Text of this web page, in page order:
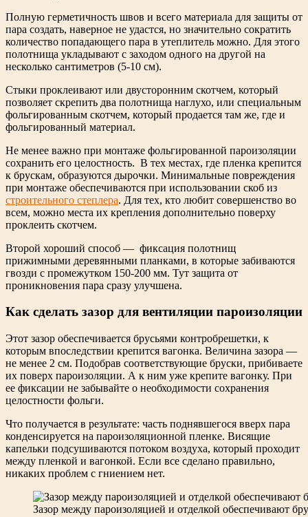
Полную герметичность швов и всего материала для защиты от
пара создать, наверное не удастся, но значительно сократить
количество попадающего пара в утеплитель можно. Для этого
полотнища укладывают с заходом одного на другой на
несколько сантиметров (5-10 см).
Стыки проклеивают или двусторонним скотчем, который
позволяет скрепить два полотнища наглухо, или специальным
фольгированным скотчем, который продается там же, где и
фольгированный материал.
Не менее важно при монтаже фольгированной пароизоляции
сохранить его целостность. В тех местах, где пленка крепится
к брускам, образуются дырочки. Минимальные повреждения
при монтаже обеспечиваются при использовании скоб из
строительного степлера. Для тех, кто любит совершенство во
всем, можно места их крепления дополнительно поверху
проклеить скотчем.
Второй хороший способ — фиксация полотнищ
прижимными деревянными планками, в которые забиваются
гвозди с промежутком 150-200 мм. Тут защита от
проникновения пара сразу улучшена.
Как сделать зазор для вентиляции пароизоляции
Этот зазор обеспечивается брусьями контробрешетки, к
которым впоследствии крепится вагонка. Величина зазора —
не менее 2 см. Подобрав соответствующие бруски, прибиваете
их поверх пароизоляции. А к ним уже крепите вагонку. При
ее фиксации не забывайте о необходимости сохранения
целостности фольги.
Что получается в результате: часть поднявшегося вверх пара
конденсируется на пароизоляционной пленке. Висящие
капельки подсушиваются потоком воздуха, который проходит
между пленкой и вагонкой. Если все сделано правильно,
никаких проблем с гниением нет.
Зазор между пароизоляцией и отделкой обеспечивают